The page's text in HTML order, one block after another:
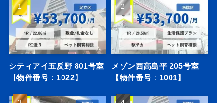
シティアイ五反野 801号室
【物件番号：1022】
メゾン西高島平 205号室
【物件番号：1001】